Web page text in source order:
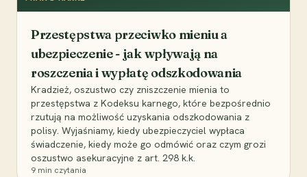
Przestępstwa przeciwko mieniu a
ubezpieczenie - jak wpływają na
roszczenia i wypłatę odszkodowania
Kradzież, oszustwo czy zniszczenie mienia to
przestępstwa z Kodeksu karnego, które bezpośrednio
rzutują na możliwość uzyskania odszkodowania z
polisy. Wyjaśniamy, kiedy ubezpieczyciel wypłaca
świadczenie, kiedy może go odmówić oraz czym grozi
oszustwo asekuracyjne z art. 298 k.k.
9 min czytania